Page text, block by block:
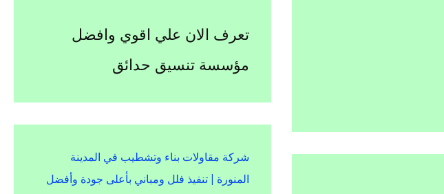
تعرف الان علي اقوي وافضل
مؤسسة تنسيق حدائق
شركة مقاولات بناء وتشطيب في المدينة
المنورة | تنفيذ فلل ومباني بأعلى جودة وأفضل